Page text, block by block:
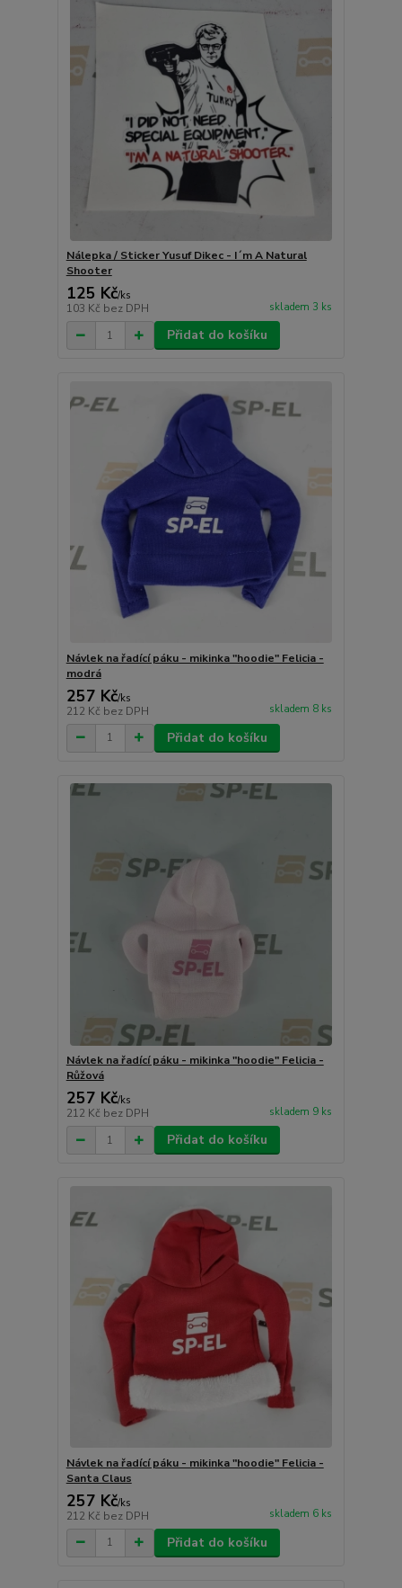
Nálepka / Sticker Yusuf Dikec - I´m A Natural
Shooter
125 Kč/ks
103 Kč bez DPH skladem 3 ks
Přidat do košíku
Návlek na řadící páku - mikinka "hoodie" Felicia -
modrá
257 Kč/ks
212 Kč bez DPH skladem 8 ks
Přidat do košíku
Návlek na řadící páku - mikinka "hoodie" Felicia -
Růžová
257 Kč/ks
212 Kč bez DPH skladem 9 ks
Přidat do košíku
Návlek na řadící páku - mikinka "hoodie" Felicia -
Santa Claus
257 Kč/ks
212 Kč bez DPH skladem 6 ks
Přidat do košíku